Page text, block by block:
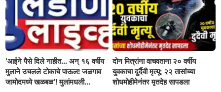
'आईने पैसे दिले नाहीत... अन् १६ वर्षीय
मुलाने उचलले टोकाचे पाऊल! जळगाव
जामोदमध्ये खळबळ'! मुलांमधली
दोन मित्रांना वाचवताना २० वर्षीय
युवकाचा दुर्दैवी मृत्यू; २२ तासांच्या
शोधमोहीमेनंतर मृतदेह सापडला